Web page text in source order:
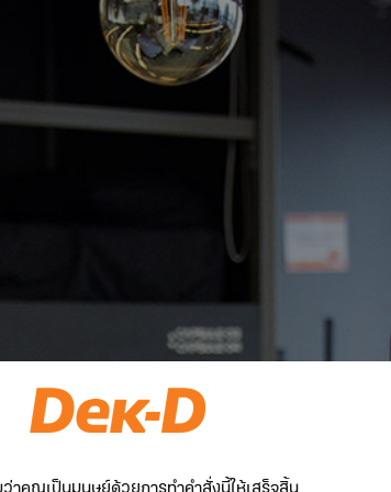
าคุณเป็นมนุษย์ด้วยการทำคำสั่งนี้ให้เสร็จสิ้น